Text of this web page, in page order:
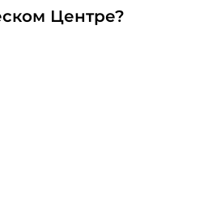
Центре?